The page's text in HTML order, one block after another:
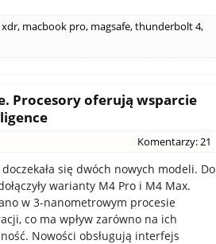
, macbook pro, magsafe,thunderbolt 4,
Procesory oferują wsparcie
Komentarzy: 21
się dwóch nowych modeli. Do
warianty M4 Pro i M4 Max.
w 3-nanometrowym procesie
co ma wpływ zarówno na ich
Nowości obsługują interfejs